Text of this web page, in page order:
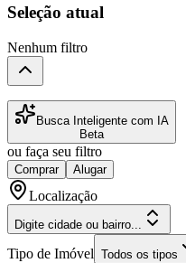
Seleção atual
Nenhum filtro
Busca Inteligente com IA
Beta
ou faça seu filtro
Comprar Alugar
Localização
Digite cidade ou bairro...
Tipo de Imóvel Todos os tipos